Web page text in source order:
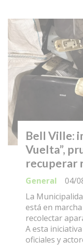
Bell Ville:
Vuelta”,
recuperar
General
04/
La
está en
recolectar
A esta
oficiales y